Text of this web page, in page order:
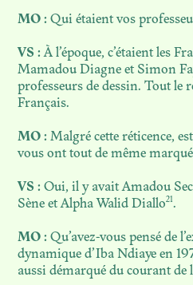
MO : Qui étaient vos
VS : À l’époque, c’étaient les
Mamadou Diagne et Simon
professeurs de dessin. Tout le
Français.
MO : Malgré cette réticence,
vous ont tout de même
VS : Oui, il y avait Amadou
Sène et Alpha Walid Diallo21.
MO : Qu’avez-vous pensé de
dynamique d’Iba Ndiaye en
aussi démarqué du courant de